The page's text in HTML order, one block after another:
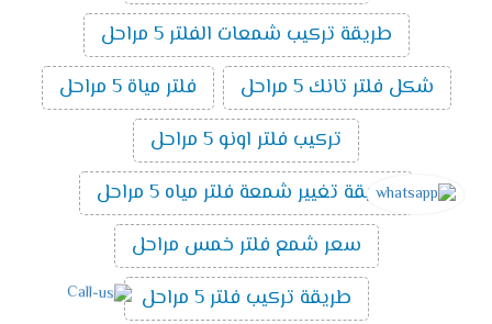
طريقة تركيب شمعات الفلتر 5 مراحل
شكل فلتر تانك 5 مراحل
فلتر مياة 5 مراحل
تركيب فلتر اونو 5 مراحل
طريقة تغيير شمعة فلتر مياه 5 مراحل
سعر شمع فلتر خمس مراحل
طريقة تركيب فلتر 5 مراحل